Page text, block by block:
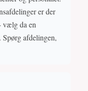
er der
vælg da en
Spørg afdelingen,